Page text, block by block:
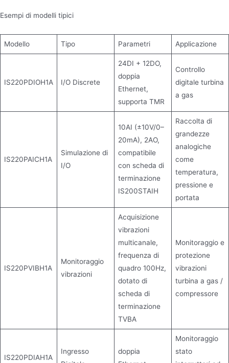
Esempi di modelli tipici
Modello Tipo Parametri Applicazione
IS220PDIOH1A I/O Discrete
24DI + 12DO,
doppia
Ethernet,
supporta TMR
Controllo
digitale turbina
a gas
IS220PAICH1A
Simulazione di
I/O
10AI (±10V/0–
20mA), 2AO,
compatibile
con scheda di
terminazione
IS200STAIH
Raccolta di
grandezze
analogiche
come
temperatura,
pressione e
portata
IS220PVIBH1A
Monitoraggio
vibrazioni
Acquisizione
vibrazioni
multicanale,
frequenza di
quadro 100Hz,
dotato di
scheda di
terminazione
TVBA
Monitoraggio e
protezione
vibrazioni
turbina a gas /
compressore
IS220PDIAH1A
Ingresso
doppia
Monitoraggio
stato